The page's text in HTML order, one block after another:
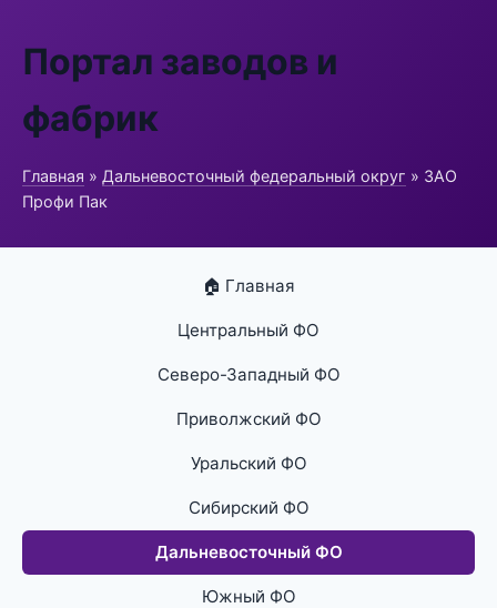
Портал заводов и
фабрик
Главная » Дальневосточный федеральный округ » ЗАО
Профи Пак
🏠 Главная
Центральный ФО
Северо-Западный ФО
Приволжский ФО
Уральский ФО
Сибирский ФО
Дальневосточный ФО
Южный ФО